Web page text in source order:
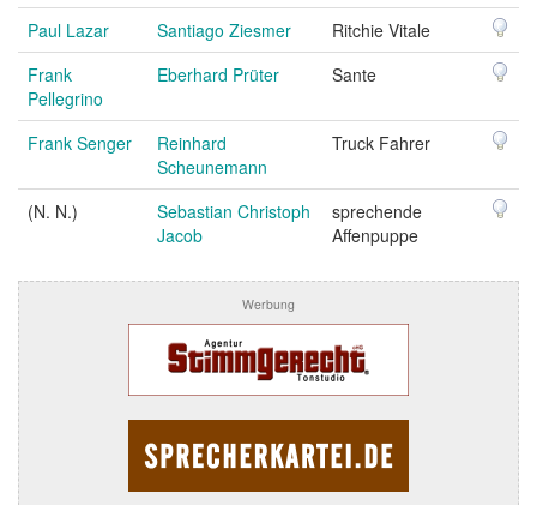
Paul Lazar
Santiago Ziesmer
Ritchie Vitale
Frank
Pellegrino
Eberhard Prüter Sante
Frank Senger
Reinhard
Scheunemann
Truck Fahrer
(N. N.)
Sebastian Christoph
Jacob
sprechende
Affenpuppe
Werbung